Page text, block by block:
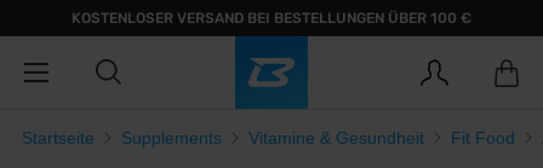
KOSTENLOSER VERSAND BEI BESTELLUNGEN ÜBER 100 €
Startseite Supplements Vitamine & Gesundheit Fit Food